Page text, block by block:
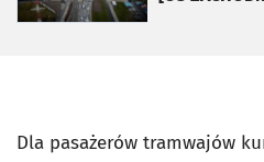
Dla pasażerów tramwajów